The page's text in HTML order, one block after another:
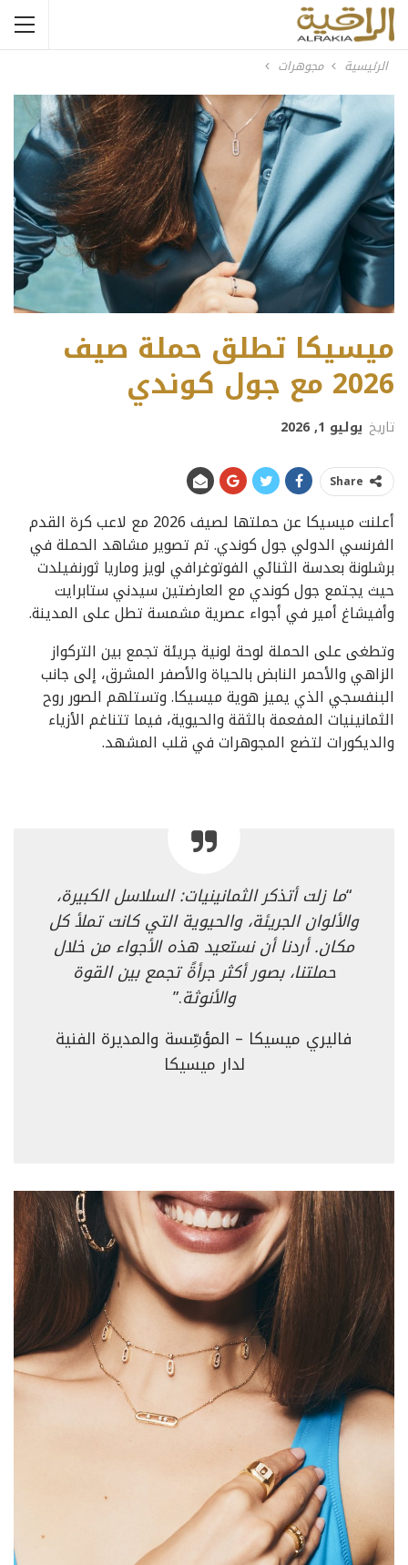
الرئيسية مجوهرات
ميسيكا تطلق حملة صيف
2026 مع جول كوندي
تاريخ يوليو 1, 2026
Share
أعلنت ميسيكا عن حملتها لصيف 2026 مع لاعب كرة القدم
الفرنسي الدولي جول كوندي. تم تصوير مشاهد الحملة في
برشلونة بعدسة الثنائي الفوتوغرافي لويز وماريا ثورنفيلدت
حيث يجتمع جول كوندي مع العارضتين سيدني ستابرايت
وأفيشاغ أمير في أجواء عصرية مشمسة تطل على المدينة.
وتطغى على الحملة لوحة لونية جريئة تجمع بين التركواز
الزاهي والأحمر النابض بالحياة والأصفر المشرق، إلى جانب
البنفسجي الذي يميز هوية ميسيكا. وتستلهم الصور روح
الثمانينيات المفعمة بالثقة والحيوية، فيما تتناغم الأزياء
والديكورات لتضع المجوهرات في قلب المشهد.
“ما زلت أتذكر الثمانينيات: السلاسل الكبيرة،
والألوان الجريئة، والحيوية التي كانت تملأ كل
مكان. أردنا أن نستعيد هذه الأجواء من خلال
حملتنا، بصور أكثر جرأةً تجمع بين القوة
والأنوثة.”
فاليري ميسيكا – المؤسِّسة والمديرة الفنية
لدار ميسيكا